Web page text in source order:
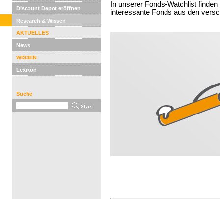
Discount Depot eröffnen
Research & Wissen
AKTUELLES
News
WISSEN
Lexikon
Suche
In unserer Fonds-Watchlist
interessante Fonds aus den